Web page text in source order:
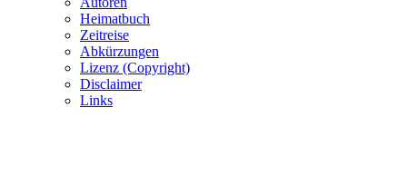
Heimatbuch
Zeitreise
Abkürzungen
Lizenz (Copyright)
Disclaimer
Links